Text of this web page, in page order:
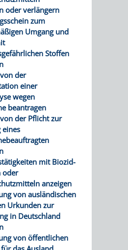
oder verlängern
zum
Umgang und
Stoffen
der
einer
wegen
beantragen
der Pflicht zur
eines
mit Biozid-
oder
anzeigen
von ausländischen
Urkunden zur
in Deutschland
von öffentlichen